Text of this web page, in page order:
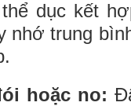
dục kết
nhớ trung
hoặc no: